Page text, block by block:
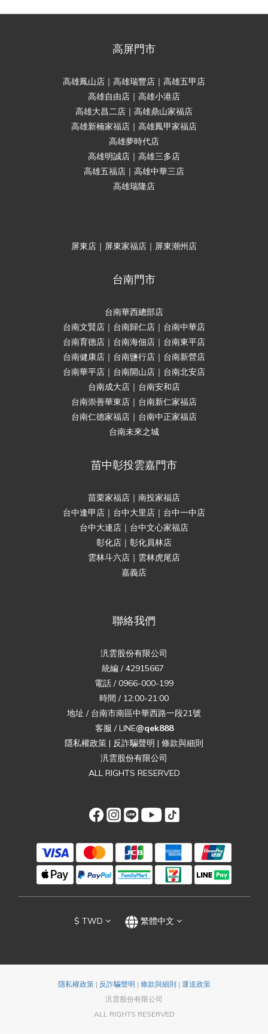
高屏門市
高雄鳳山店｜高雄瑞豐店｜高雄五甲店
高雄自由店｜高雄小港店
高雄大昌二店｜高雄鼎山家福店
高雄新楠家福店｜高雄鳳甲家福店
高雄夢時代店
高雄明誠店｜高雄三多店
高雄五福店｜高雄中華三店
高雄瑞隆店
屏東店｜屏東家福店｜屏東潮州店
台南門市
台南華西總部店
台南文賢店｜台南歸仁店｜台南中華店
台南育德店｜台南海佃店｜台南東平店
台南健康店｜台南鹽行店｜台南新營店
台南華平店｜台南開山店｜台南北安店
台南成大店｜台南安和店
台南崇善華東店｜台南新仁家福店
台南仁德家福店｜台南中正家福店
台南未來之城
苗中彰投雲嘉門市
苗栗家福店｜南投家福店
台中逢甲店｜台中大里店｜台中一中店
台中大連店｜台中文心家福店
彰化店｜彰化員林店
雲林斗六店｜雲林虎尾店
嘉義店
聯絡我們
汎雲股份有限公司
統編 / 42915667
電話 / 0966-000-199
時間 / 12:00-21:00
地址 / 台南市南區中華西路一段21號
客服 / LINE@qek888
隱私權政策 | 反詐騙聲明 | 條款與細則
汎雲股份有限公司
ALL RIGHTS RESERVED
$ TWD 繁體中文
隱私權政策| 反詐騙聲明 | 條款與細則 | 運送政策
汎雲股份有限公司
ALL RIGHTS RESERVED